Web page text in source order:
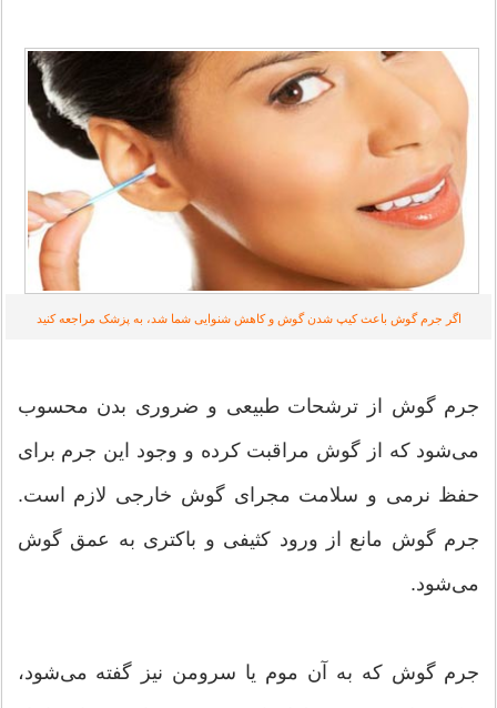
اگر جرم گوش باعث کیپ شدن گوش و کاهش شنوایی شما شد، به پزشک مراجعه کنید
جرم گوش از ترشحات طبیعی و ضروری بدن محسوب
می‌شود که از گوش مراقبت کرده و وجود این جرم برای
حفظ نرمی و سلامت مجرای گوش خارجی لازم است.
جرم گوش مانع از ورود کثیفی و باکتری به عمق گوش
می‌شود.
جرم گوش که به آن موم یا سرومن نیز گفته می‌شود،